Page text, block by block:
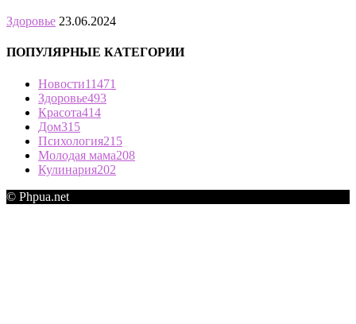
Здоровье 23.06.2024
ПОПУЛЯРНЫЕ КАТЕГОРИИ
Новости11471
Здоровье493
Красота414
Дом315
Психология215
Молодая мама208
Кулинария202
© Phpua.net